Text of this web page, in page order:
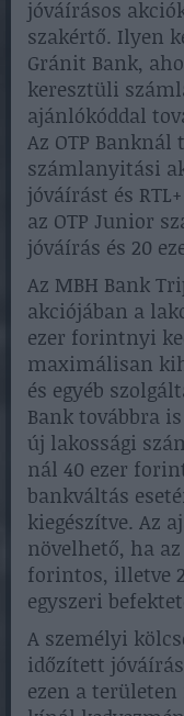
jóváírásos
szakértő. Ilyen
Gránit Bank,
keresztüli
ajánlókóddal
Az OTP
számlanyitási
jóváírást és
az OTP Junior
jóváírás és 20
Az MBH Bank
akciójában a
ezer forintnyi
maximálisan
és egyéb
Bank továbbra
új lakossági
nál 40 ezer
bankváltás
kiegészítve. Az
növelhető, ha
forintos, illetve
egyszeri
A személyi
időzített
ezen a